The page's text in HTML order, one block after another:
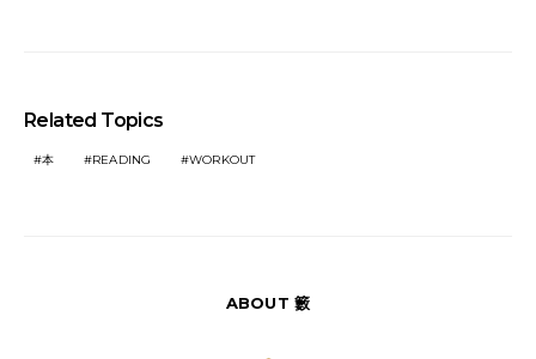
Related Topics
本 READING WORKOUT
ABOUT 籔